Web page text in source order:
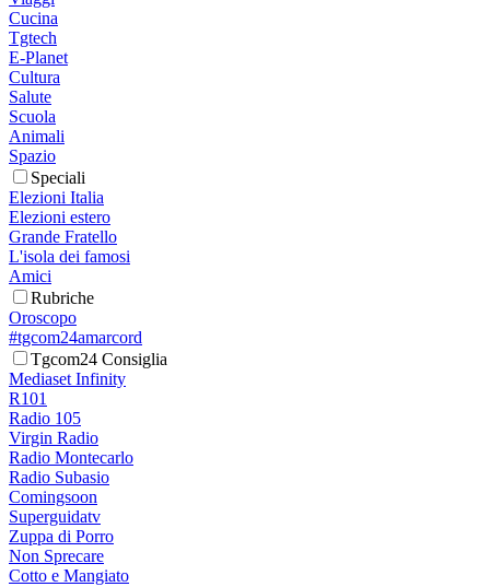
Cucina
Tgtech
E-Planet
Cultura
Salute
Scuola
Animali
Spazio
Speciali
Elezioni Italia
Elezioni estero
Grande Fratello
L'isola dei famosi
Amici
Rubriche
Oroscopo
#tgcom24amarcord
Tgcom24 Consiglia
Mediaset Infinity
R101
Radio 105
Virgin Radio
Radio Montecarlo
Radio Subasio
Comingsoon
Superguidatv
Zuppa di Porro
Non Sprecare
Cotto e Mangiato